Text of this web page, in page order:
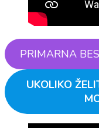
PRIMARNA
UKOLIKO